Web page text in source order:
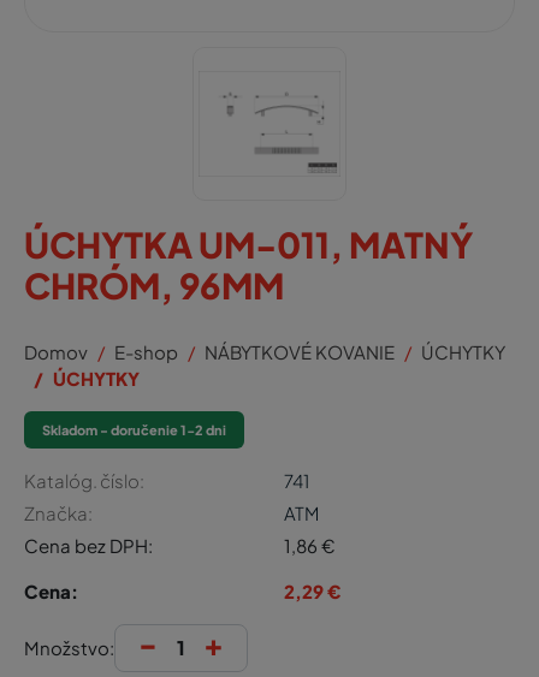
ÚCHYTKA UM-011, MATNÝ
CHRÓM, 96MM
Domov E-shop NÁBYTKOVÉ KOVANIE
ÚCHYTKY
ÚCHYTKY
Skladom - doručenie 1-2 dni
Katalóg. číslo:
741
Značka:
ATM
Cena bez DPH:
1,86 €
Cena:
2,29€
Množstvo: - +